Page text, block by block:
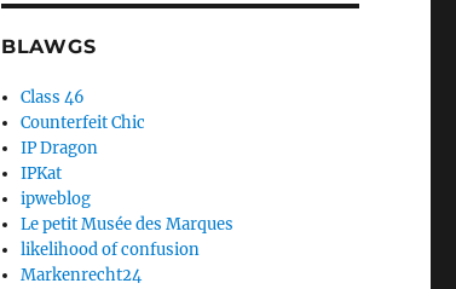
BLAWGS
Class 46
Counterfeit Chic
IP Dragon
IPKat
ipweblog
Le petit Musée des Marques
likelihood of confusion
Markenrecht24